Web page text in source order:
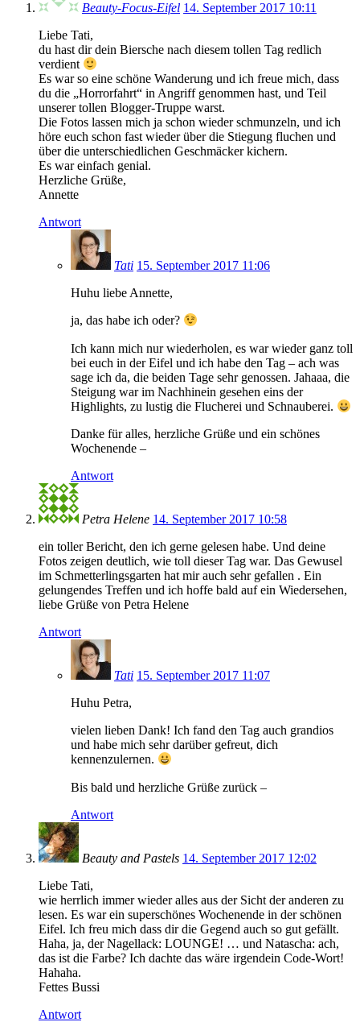
Beauty-Focus-Eifel 14. September 2017 10:11
Liebe Tati,
du hast dir dein Biersche nach diesem tollen Tag redlich
verdient
Es war so eine schöne Wanderung und ich freue mich, dass
du die „Horrorfahrt“ in Angriff genommen hast, und Teil
unserer tollen Blogger-Truppe warst.
Die Fotos lassen mich ja schon wieder schmunzeln, und ich
höre euch schon fast wieder über die Stiegung fluchen und
über die unterschiedlichen Geschmäcker kichern.
Es war einfach genial.
Herzliche Grüße,
Annette
Antwort
Tati 15. September 2017 11:06
Huhu liebe Annette,
ja, das habe ich oder?
Ich kann mich nur wiederholen, es war wieder ganz toll
bei euch in der Eifel und ich habe den Tag – ach was
sage ich da, die beiden Tage sehr genossen. Jahaaa, die
Steigung war im Nachhinein gesehen eins der
Highlights, zu lustig die Flucherei und Schnauberei.
Danke für alles, herzliche Grüße und ein schönes
Wochenende –
Antwort
Petra Helene 14. September 2017 10:58
ein toller Bericht, den ich gerne gelesen habe. Und deine
Fotos zeigen deutlich, wie toll dieser Tag war. Das Gewusel
im Schmetterlingsgarten hat mir auch sehr gefallen . Ein
gelungendes Treffen und ich hoffe bald auf ein Wiedersehen,
liebe Grüße von Petra Helene
Antwort
Tati 15. September 2017 11:07
Huhu Petra,
vielen lieben Dank! Ich fand den Tag auch grandios
und habe mich sehr darüber gefreut, dich
kennenzulernen.
Bis bald und herzliche Grüße zurück –
Antwort
Beauty and Pastels 14. September 2017 12:02
Liebe Tati,
wie herrlich immer wieder alles aus der Sicht der anderen zu
lesen. Es war ein superschönes Wochenende in der schönen
Eifel. Ich freu mich dass dir die Gegend auch so gut gefällt.
Haha, ja, der Nagellack: LOUNGE! … und Natascha: ach,
das ist die Farbe? Ich dachte das wäre irgendein Code-Wort!
Hahaha.
Fettes Bussi
Antwort